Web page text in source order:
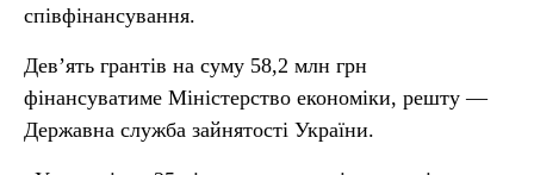
співфінансування.
Дев’ять грантів на суму 58,2 млн грн
фінансуватиме Міністерство економіки, решту —
Державна служба зайнятості України.